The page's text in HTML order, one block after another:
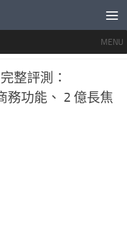
MENU
0
整評測：
務功能、 2 億長焦